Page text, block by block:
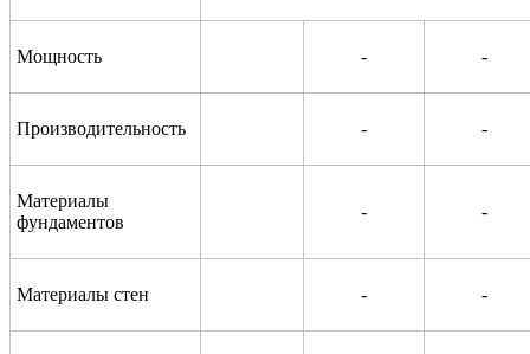
Мощность - -
Производительность - -
Материалы
фундаментов
- -
Материалы стен - -